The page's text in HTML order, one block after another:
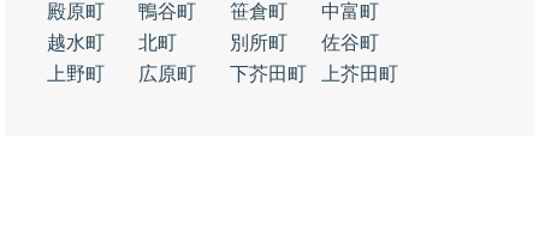
殿原町
鴨谷町 笹倉町
中富町
越水町
北町 別所町
佐谷町
上野町
広原町 下芥田町 上芥田町